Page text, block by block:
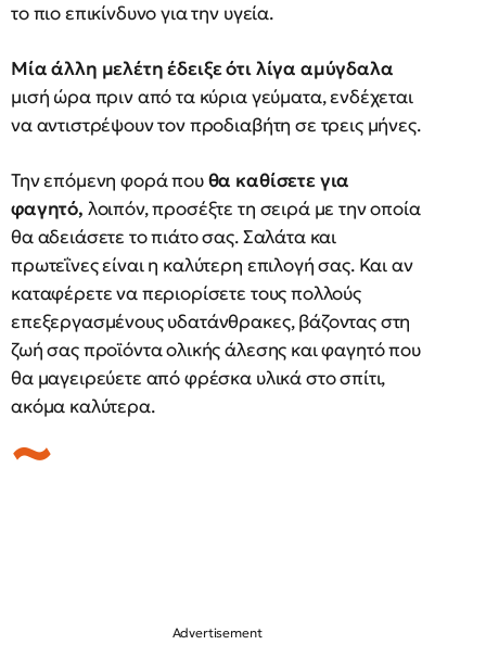
το πιο επικίνδυνο για την υγεία.
Μία άλλη μελέτη έδειξε ότι λίγα αμύγδαλα
μισή ώρα πριν από τα κύρια γεύματα, ενδέχεται
να αντιστρέψουν τον προδιαβήτη σε τρεις μήνες.
Την επόμενη φορά πουθα καθίσετε για
φαγητό, λοιπόν, προσέξτε τη σειρά με την οποία
θα αδειάσετε το πιάτο σας. Σαλάτα και
πρωτεΐνες είναι η καλύτερη επιλογή σας. Και αν
καταφέρετε να περιορίσετε τους πολλούς
επεξεργασμένους υδατάνθρακες, βάζοντας στη
ζωή σας προϊόντα ολικής άλεσης και φαγητό που
θα μαγειρεύετε από φρέσκα υλικά στο σπίτι,
ακόμα καλύτερα.